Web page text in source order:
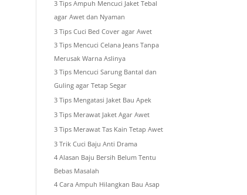
3 Tips Ampuh Mencuci Jaket Tebal
agar Awet dan Nyaman
3 Tips Cuci Bed Cover agar Awet
3 Tips Mencuci Celana Jeans Tanpa
Merusak Warna Aslinya
3 Tips Mencuci Sarung Bantal dan
Guling agar Tetap Segar
3 Tips Mengatasi Jaket Bau Apek
3 Tips Merawat Jaket Agar Awet
3 Tips Merawat Tas Kain Tetap Awet
3 Trik Cuci Baju Anti Drama
4 Alasan Baju Bersih Belum Tentu
Bebas Masalah
4 Cara Ampuh Hilangkan Bau Asap